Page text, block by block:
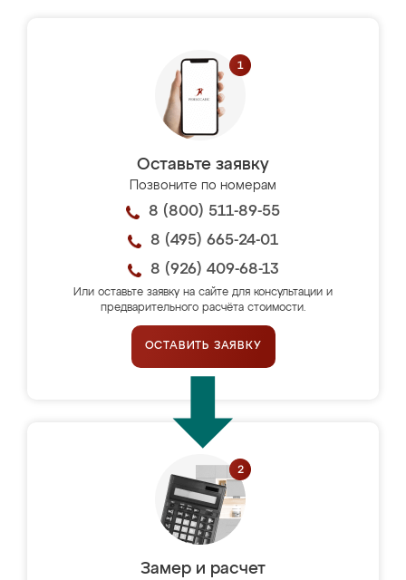
Оставьте заявку
Позвоните по номерам
8 (800) 511-89-55
8 (495) 665-24-01
8 (926) 409-68-13
Или оставьте заявку на сайте для консультации и
предварительного расчёта стоимости.
ОСТАВИТЬ ЗАЯВКУ
Замер и расчет